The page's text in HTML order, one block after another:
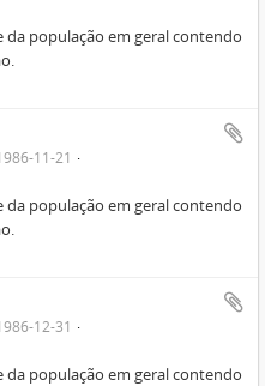
da população em geral contendo
11-21
da população em geral contendo
12-31
da população em geral contendo